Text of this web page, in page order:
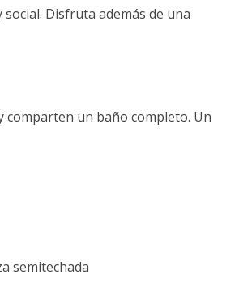
Disfruta además de una
comparten un baño completo. Un
semitechada